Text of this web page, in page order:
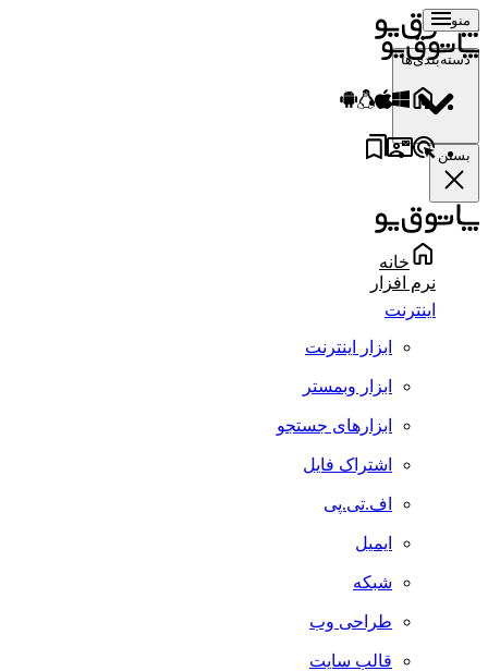
منو
دسته‌بندی‌ها
بستن
خانه
نرم افزار
اینترنت
ابزار اینترنت
ابزار وبمستر
ابزارهای جستجو
اشتراک فایل
اف.تی.پی
ایمیل
شبکه
طراحی وب
قالب سایت